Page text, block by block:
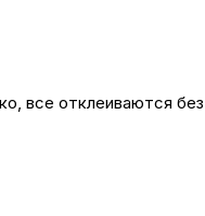
все отклеиваются